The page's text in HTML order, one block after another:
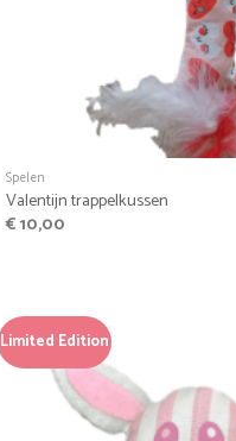
Spelen
Valentijn trappelkussen
€10,00
Limited Edition